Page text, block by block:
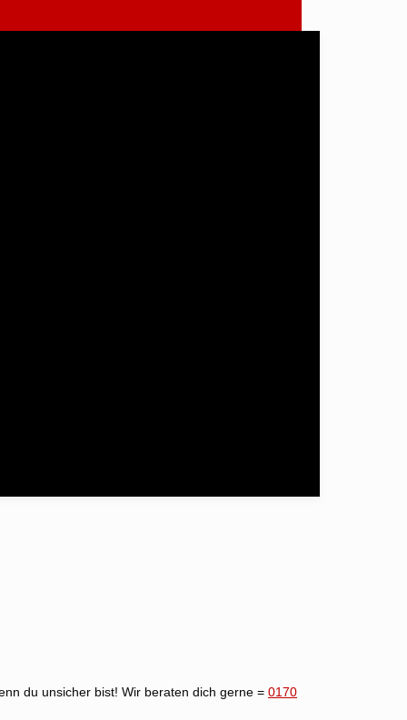
du unsicher bist! Wir beraten dich gerne = 0170